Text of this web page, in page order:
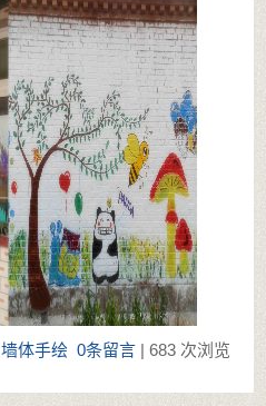
墙体手绘 0条留言 | 683 次浏览